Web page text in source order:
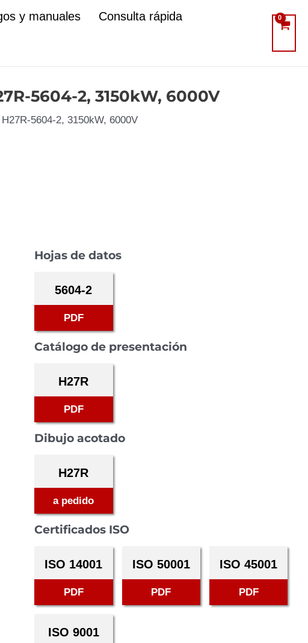
y manuales Consulta rápida
5604-2, 3150kW, 6000V
5604-2, 3150kW, 6000V
Hojas de datos
5604-2
PDF
Catálogo de presentación
H27R
PDF
Dibujo acotado
H27R
a pedido
Certificados ISO
ISO 14001
PDF
ISO 50001
PDF
ISO 45001
PDF
ISO 9001